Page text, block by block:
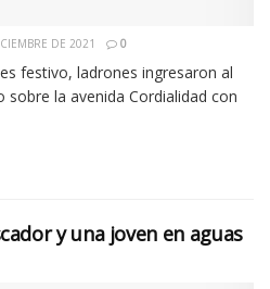
DE 2021 0
festivo, ladrones ingresaron al
la avenida Cordialidad con
y una joven en aguas